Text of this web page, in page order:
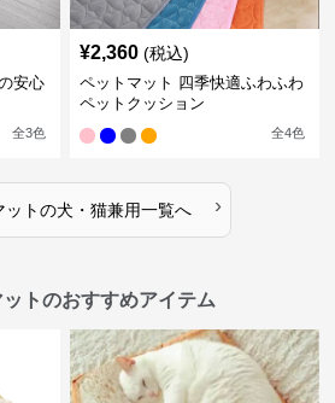
安心
全3色
¥2,360 (税込)
ペットマット 四季快適ふわふわ
ペットクッション
全4色
ットの犬・猫兼用一覧へ ›
トのおすすめアイテム